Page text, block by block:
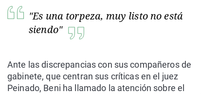
"Es una torpeza, muy listo no está
siendo"
Ante las discrepancias con sus compañeros de
gabinete, que centran sus críticas en el juez
Peinado, Beni ha llamado la atención sobre el